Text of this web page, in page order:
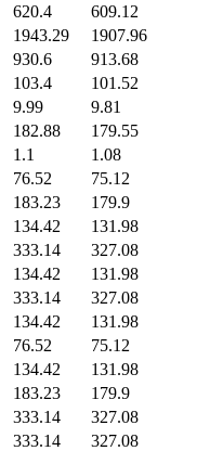
620.4
609.12
1943.29
1907.96
930.6
913.68
103.4
101.52
9.99
9.81
182.88
179.55
1.1
1.08
76.52
75.12
183.23
179.9
134.42
131.98
333.14
327.08
134.42
131.98
333.14
327.08
134.42
131.98
76.52
75.12
134.42
131.98
183.23
179.9
333.14
327.08
333.14
327.08